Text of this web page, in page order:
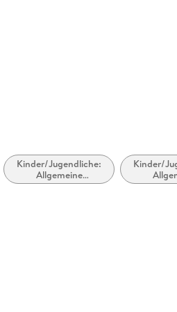
Kinder/Jugendliche:
Allgemeine
Interessen:
Kinder/